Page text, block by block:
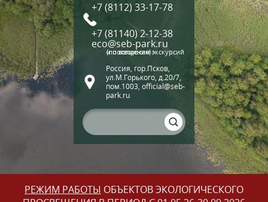
+7 (8112) 33-17-78
+7 (81140) 2-12-38
eco@seb-park.ru
(по вопросам экскурсий и посещения)
Россия, гор.Псков,
ул.М.Горького, д.20/7,
пом.1003, official@seb-
park.ru
РЕЖИМ РАБОТЫ ОБЪЕКТОВ ЭКОЛОГИЧЕСКОГО